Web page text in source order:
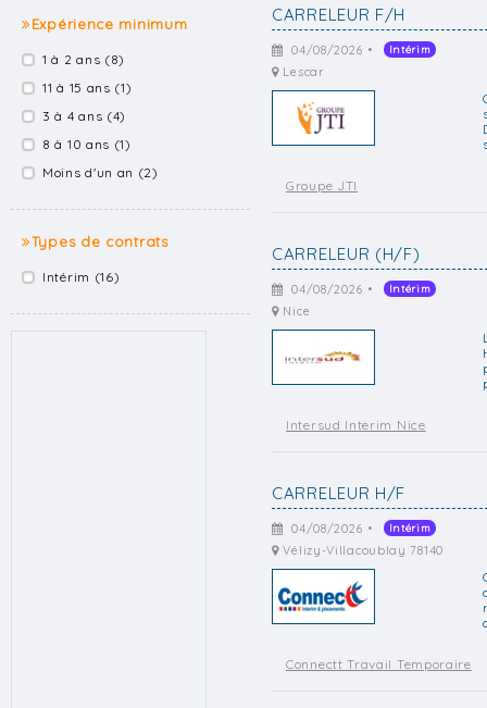
Expérience minimum
1 à 2 ans (8)
11 à 15 ans (1)
3 à 4 ans (4)
8 à 10 ans (1)
Moins d'un an (2)
Types de contrats
Intérim (16)
CARRELEUR F/H
04/08/2026 • Intérim
Lescar
Groupe JTI
CARRELEUR (H/F)
04/08/2026 • Intérim
Nice
Intersud Interim Nice
CARRELEUR H/F
04/08/2026 • Intérim
Vélizy-Villacoublay 78140
Connectt Travail Temporaire